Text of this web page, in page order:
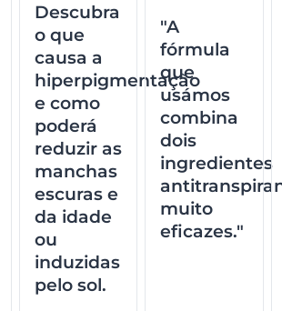
Descubra
o que
causa a
hiperpigmentação
e como
poderá
reduzir as
manchas
escuras e
da idade
ou
induzidas
pelo sol.
"A
fórmula
que
usámos
combina
dois
ingredientes
muito
eficazes."